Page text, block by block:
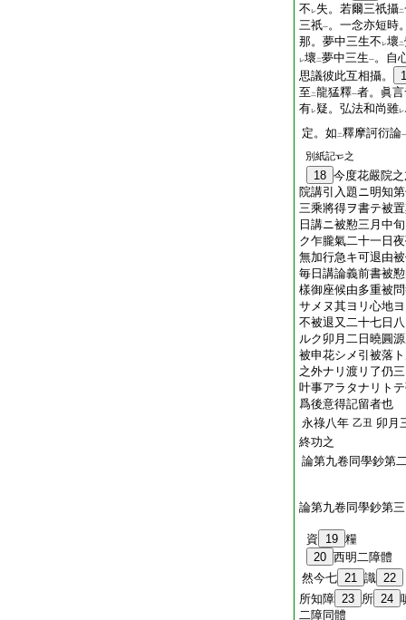
不 レ失。若爾三祇攝二
三祇一。一念亦短時
那。夢中三生不 レ壞 二
レ壞 二夢中三生一。自
思議彼此互相攝。
至 二龍猛釋一者。眞
有レ疑。弘法和尚雖レ
定。如 二釋摩訶衍論一
別紙記 之
18 今度花嚴院
院講引入題ニ明知
三乘將得ヲ書テ被
日講ニ被懃三月中
ク乍朧氣二十一日
無加行急キ可退由
毎日講論義前書被
樣御座候由多重被
サメヌ其ヨリ心地
不被退又二十七日
ルク卯月二日曉圓
被申花シメ引被落
之外ナリ渡リ了仍
叶事アラタナリト
爲後意得記留者也
永祿八年 乙丑 卯月
終功之 執
論第九卷同學鈔第
論第九卷同學鈔第
資 19 糧
20 西明二障體
然今七 21 識 22
所知障 23 所 24
二障同體